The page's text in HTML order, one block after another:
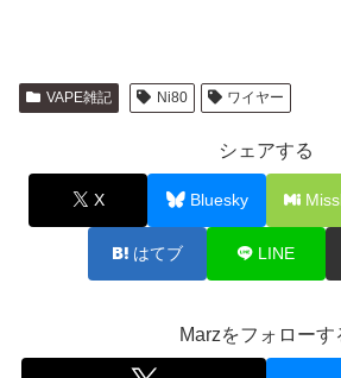
VAPE雑記 Ni80 ワイヤー
シェアする
X Bluesky
はてブ LINE
Marzをフォローす